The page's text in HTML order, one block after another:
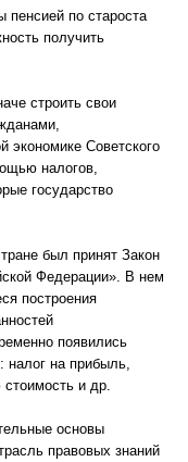
по староста
получить
строить свои
экономике Советского
налогов,
государство
был принят Закон
Федерации». В нем
построения
появились
налог на прибыль,
и др.
основы
правовых знаний